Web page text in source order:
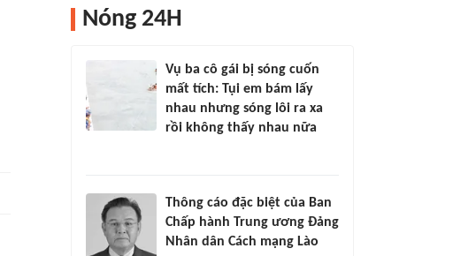
Nóng 24H
Vụ ba cô gái bị sóng cuốn
mất tích: Tụi em bám lấy
nhau nhưng sóng lôi ra xa
rồi không thấy nhau nữa
Thông cáo đặc biệt của Ban
Chấp hành Trung ương Đảng
Nhân dân Cách mạng Lào